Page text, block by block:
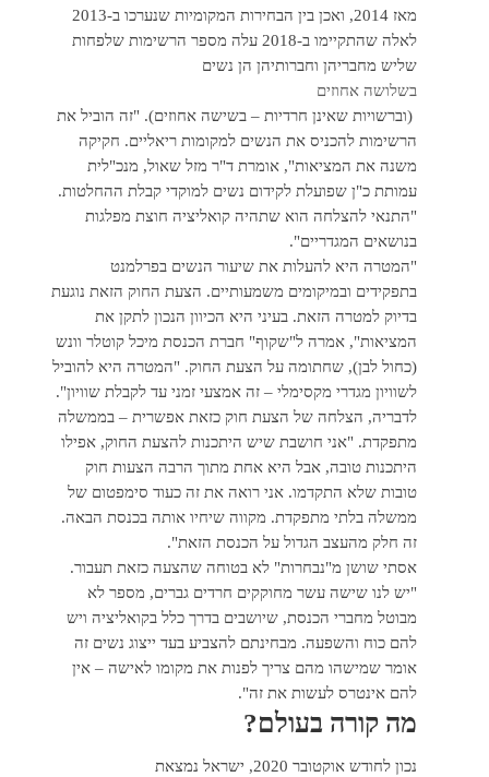
מאז 2014, ואכן בין הבחירות המקומיות שנערכו ב-2013
לאלה שהתקיימו ב-2018 עלה מספר הרשימות שלפחות
שליש מחבריהן וחברותיהן הן נשים
בשלושה אחוזים
(וברשויות שאינן חרדיות – בשישה אחוזים). "זה הוביל את
הרשימות להכניס את הנשים למקומות ריאליים. חקיקה
משנה את המציאות", אומרת ד"ר מזל שאול, מנכ"לית
עמותת כ"ן שפועלת לקידום נשים למוקדי קבלת ההחלטות.
"התנאי להצלחה הוא שתהיה קואליציה חוצת מפלגות
בנושאים המגדריים".
"המטרה היא להעלות את שיעור הנשים בפרלמנט
בתפקידים ובמיקומים משמעותיים. הצעת החוק הזאת נוגעת
בדיוק למטרה הזאת. בעיני היא הכיוון הנכון לתקן את
המציאות", אמרה ל"שקוף" חברת הכנסת מיכל קוטלר וונש
(כחול לבן), שחתומה על הצעת החוק. "המטרה היא להוביל
לשוויון מגדרי מקסימלי – זה אמצעי זמני עד לקבלת שוויון".
לדבריה, הצלחה של הצעת חוק כזאת אפשרית – בממשלה
מתפקדת. "אני חושבת שיש היתכנות להצעת החוק, אפילו
היתכנות טובה, אבל היא אחת מתוך הרבה הצעות חוק
טובות שלא התקדמו. אני רואה את זה כעוד סימפטום של
ממשלה בלתי מתפקדת. מקווה שיחיו אותה בכנסת הבאה.
זה חלק מהעצב הגדול על הכנסת הזאת".
אסתי שושן מ"נבחרות" לא בטוחה שהצעה כזאת תעבור.
"יש לנו שישה עשר מחוקקים חרדים גברים, מספר לא
מבוטל מחברי הכנסת, שיושבים בדרך כלל בקואליציה ויש
להם כוח והשפעה. מבחינתם להצביע בעד ייצוג נשים זה
אומר שמישהו מהם צריך לפנות את מקומו לאישה – אין
להם אינטרס לעשות את זה".
מה קורה בעולם?
נכון לחודש אוקטובר 2020, ישראל נמצאת